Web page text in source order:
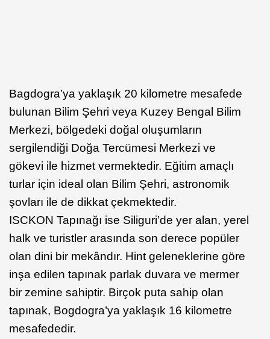
Bagdogra’ya yaklaşık 20 kilometre mesafede
bulunan Bilim Şehri veya Kuzey Bengal Bilim
Merkezi, bölgedeki doğal oluşumların
sergilendiği Doğa Tercümesi Merkezi ve
gökevi ile hizmet vermektedir. Eğitim amaçlı
turlar için ideal olan Bilim Şehri, astronomik
şovları ile de dikkat çekmektedir.
ISCKON Tapınağı ise Siliguri’de yer alan, yerel
halk ve turistler arasında son derece popüler
olan dini bir mekândır. Hint geleneklerine göre
inşa edilen tapınak parlak duvara ve mermer
bir zemine sahiptir. Birçok puta sahip olan
tapınak, Bogdogra’ya yaklaşık 16 kilometre
mesafededir.